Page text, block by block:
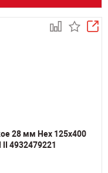
28 мм Hex 125х400
II 4932479221